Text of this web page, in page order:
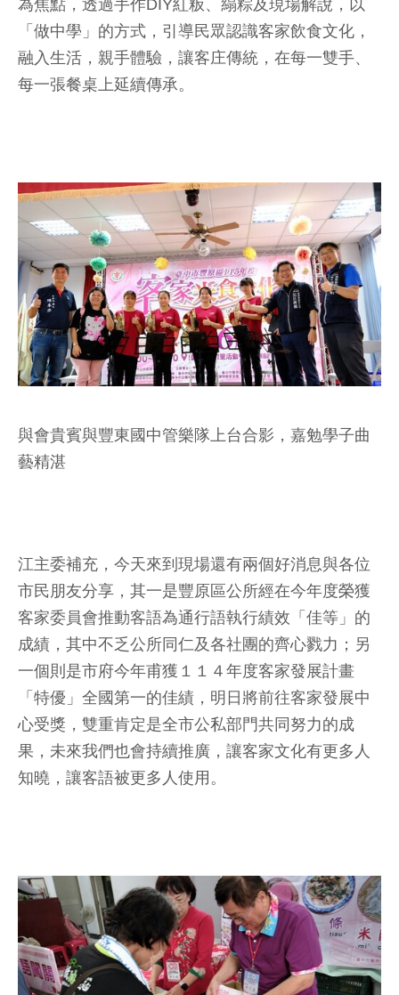
為焦點，透過手作DIY紅粄、䌈粽及現場解說，以
「做中學」的方式，引導民眾認識客家飲食文化，
融入生活，親手體驗，讓客庄傳統，在每一雙手、
每一張餐桌上延續傳承。
與會貴賓與豐東國中管樂隊上台合影，嘉勉學子曲
藝精湛
江主委補充，今天來到現場還有兩個好消息與各位
市民朋友分享，其一是豐原區公所經在今年度榮獲
客家委員會推動客語為通行語執行績效「佳等」的
成績，其中不乏公所同仁及各社團的齊心戮力；另
一個則是市府今年甫獲１１４年度客家發展計畫
「特優」全國第一的佳績，明日將前往客家發展中
心受獎，雙重肯定是全市公私部門共同努力的成
果，未來我們也會持續推廣，讓客家文化有更多人
知曉，讓客語被更多人使用。